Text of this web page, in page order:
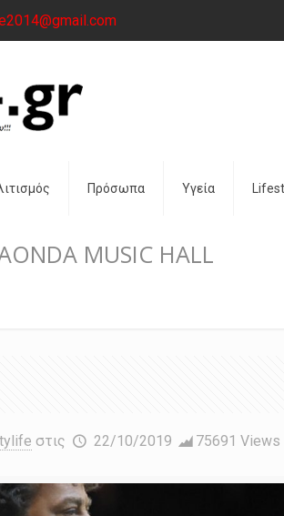
Πρόσωπα Υγεία
MUSIC HALL
στις 22/10/2019 75691 Views